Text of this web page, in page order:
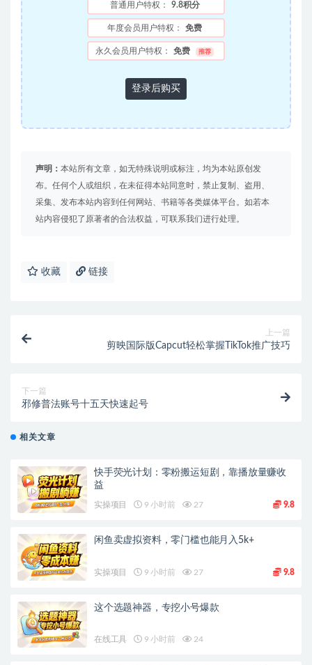
普通用户特权： 9.8积分
年度会员用户特权： 免费
永久会员用户特权： 免费 推荐
登录后购买
声明： 本站所有文章，如无特殊说明或标注，均为本站原创发
布。任何个人或组织，在未征得本站同意时，禁止复制、盗用、
采集、发布本站内容到任何网站、书籍等各类媒体平台。如若本
站内容侵犯了原著者的合法权益，可联系我们进行处理。
收藏 链接
上一篇
剪映国际版Capcut轻松掌握TikTok推广技巧
下一篇
邪修普法账号十五天快速起号
相关文章
快手荧光计划：零粉搬运短剧，靠播放量赚收
益
实操项目 9 小时前 27 9.8
闲鱼卖虚拟资料，零门槛也能月入5k+
实操项目 9 小时前 27 9.8
这个选题神器，专挖小号爆款
在线工具 9 小时前 24